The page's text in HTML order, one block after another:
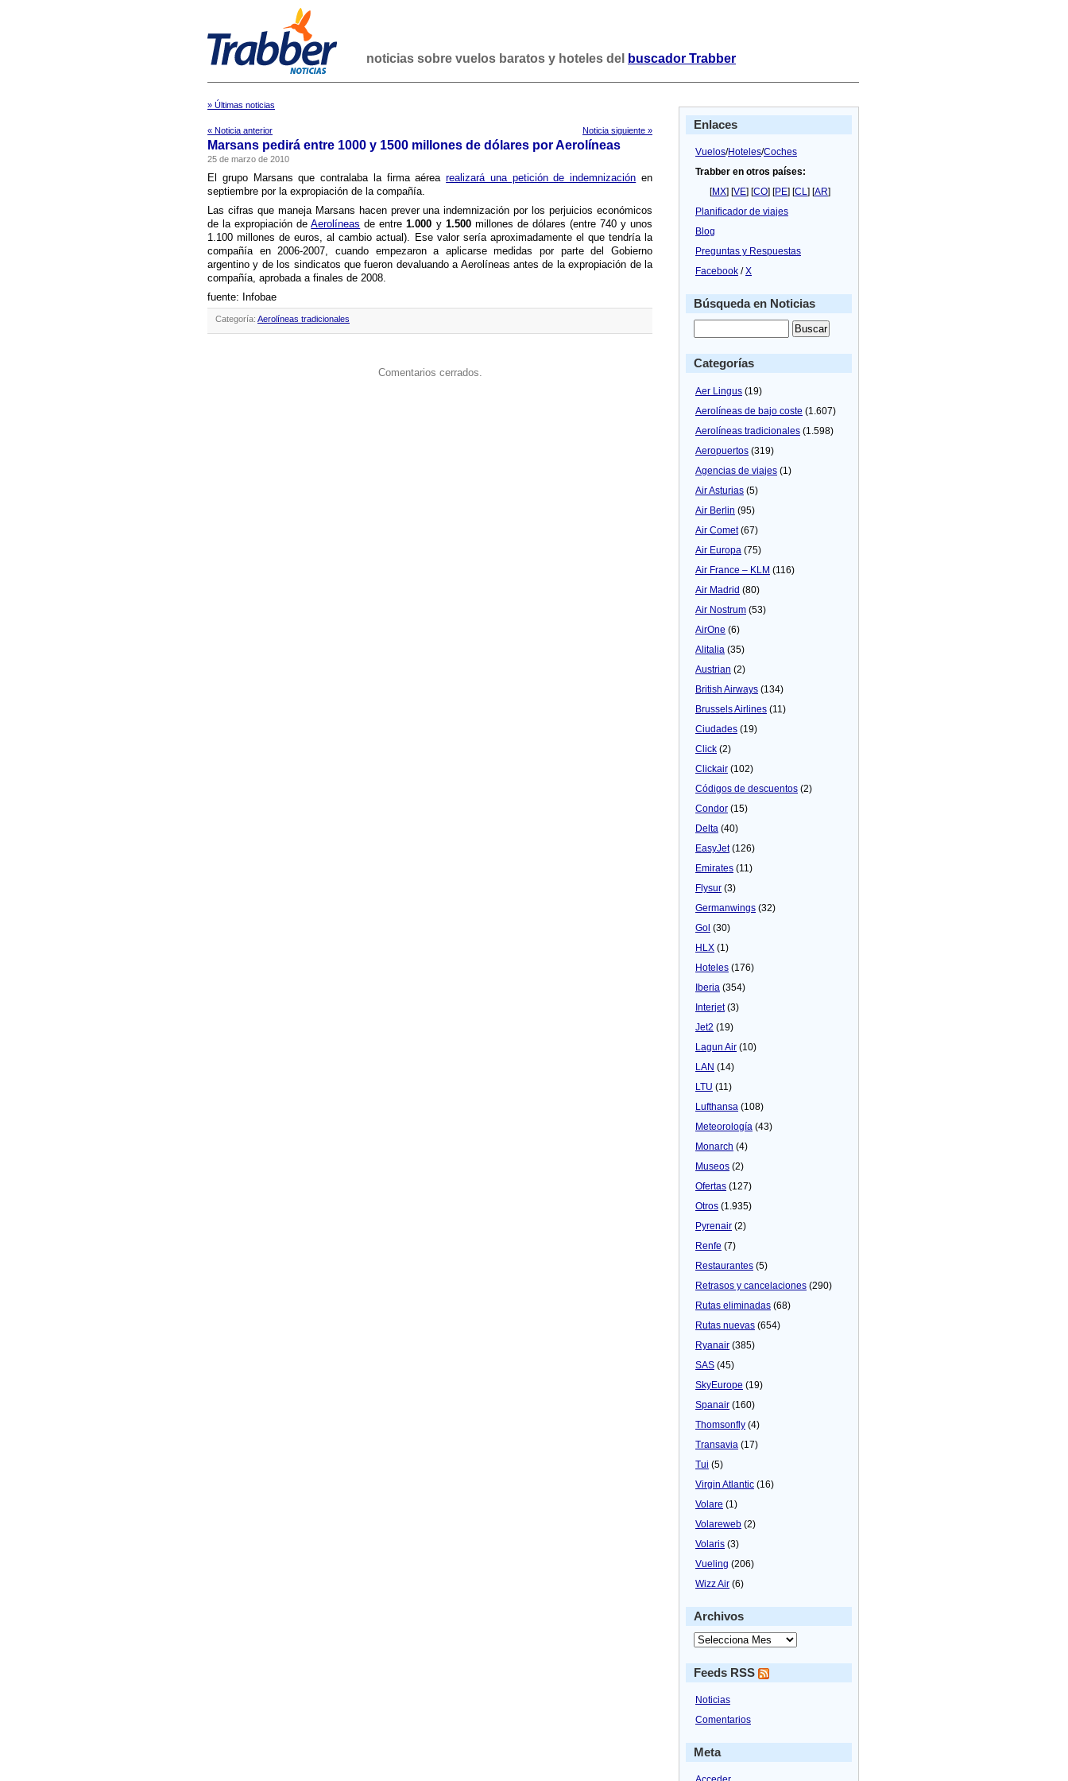
noticias sobre vuelos baratos y hoteles del buscador Trabber
» Últimas noticias
« Noticia anterior Noticia siguiente »
Marsans pedirá entre 1000 y 1500 millones de dólares por Aerolí­neas
25 de marzo de 2010
El grupo Marsans que contralaba la firma aérearealizará una petición de indemnización en
septiembre por la expropiación de la compañí­a.
Las cifras que maneja Marsans hacen prever una indemnización por los perjuicios económicos
de la expropiación deAerolí­neas de entre1.000 y 1.500millones de dólares (entre 740 y unos
1.100 millones de euros, al cambio actual). Ese valor serí­a aproximadamente el que tendrí­a la
compañí­a en 2006-2007, cuando empezaron a aplicarse medidas por parte del Gobierno
argentino y de los sindicatos que fueron devaluando a Aerolí­neas antes de la expropiación de la
compañí­a, aprobada a finales de 2008.
fuente: Infobae
Categoría: Aerolíneas tradicionales
Comentarios cerrados.
Enlaces
Vuelos/Hoteles/Coches
Trabber en otros países:
[MX] [VE] [CO] [PE] [CL] [AR]
Planificador de viajes
Blog
Preguntas y Respuestas
Facebook /X
Búsqueda en Noticias
Categorías
Aer Lingus (19)
Aerolíneas de bajo coste (1.607)
Aerolíneas tradicionales (1.598)
Aeropuertos (319)
Agencias de viajes (1)
Air Asturias (5)
Air Berlin (95)
Air Comet(67)
Air Europa (75)
Air France – KLM (116)
Air Madrid (80)
Air Nostrum (53)
AirOne (6)
Alitalia (35)
Austrian (2)
British Airways (134)
Brussels Airlines (11)
Ciudades (19)
Click (2)
Clickair (102)
Códigos de descuentos (2)
Condor (15)
Delta (40)
EasyJet(126)
Emirates (11)
Flysur (3)
Germanwings (32)
Gol (30)
HLX (1)
Hoteles (176)
Iberia (354)
Interjet(3)
Jet2 (19)
Lagun Air (10)
LAN (14)
LTU (11)
Lufthansa (108)
Meteorologí­a (43)
Monarch (4)
Museos (2)
Ofertas (127)
Otros (1.935)
Pyrenair (2)
Renfe (7)
Restaurantes (5)
Retrasos y cancelaciones (290)
Rutas eliminadas (68)
Rutas nuevas (654)
Ryanair (385)
SAS (45)
SkyEurope (19)
Spanair (160)
Thomsonfly (4)
Transavia (17)
Tui (5)
Virgin Atlantic (16)
Volare (1)
Volareweb (2)
Volaris (3)
Vueling (206)
Wizz Air (6)
Archivos
Feeds RSS
Noticias
Comentarios
Meta